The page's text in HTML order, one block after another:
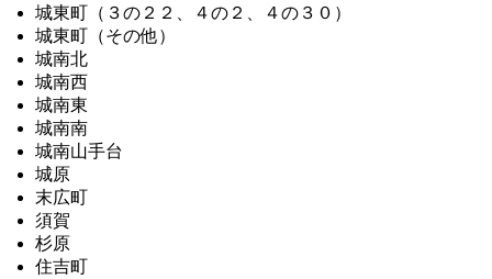
城東町（３の２２、４の２、４の３０）
城東町（その他）
城南北
城南西
城南東
城南南
城南山手台
城原
末広町
須賀
杉原
住吉町